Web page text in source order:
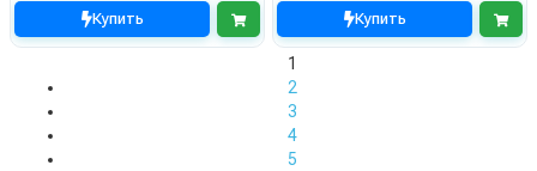
Купить Купить
1
2
3
4
5